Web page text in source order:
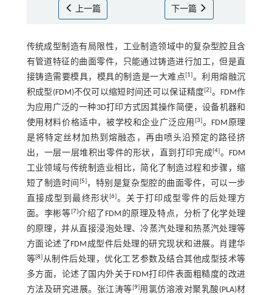
上一篇 下一篇
传统成型制造有局限性，工业制造领域中的复杂型腔且含
有管道特征的曲面零件，只能通过铸造进行加工，但是直
接铸造需要模具，模具的制造是一大难点[1]。利用熔融沉
积成型(FDM)不仅可以缩短时间还可以保证精度[2]。FDM作
为应用广泛的一种3D打印方式因其操作简便，设备机器和
使用材料价格适中，被学校和企业广泛应用 [3]。FDM原理
是将特定丝材加热到熔融态，再由喷头沿预定的路径挤
出，一层一层堆积出零件的形状，直到打印完成[4]。FDM
工业领域与传统制造业相比，简化了制造过程和步骤，缩
短了制造时间 [5]，特别是复杂型腔的曲面零件，可以一步
直接成型到最终形状[6]。关于打印成型零件的后处理方
面。李彬等[7]介绍了FDM的原理及特点，分析了化学处理
的原理，并从直接浸泡处理、冷蒸汽处理和热蒸汽处理等
方面论述了FDM成型件后处理的研究现状和进展。肖建华
等[8]从制件后处理，优化工艺参数及结合其他成型技术等
多方面，论述了国内外关于FDM打印件表面粗糙度的改进
方法及研究进展。张江涛等[9]用氯仿溶液对聚乳酸(PLA)材